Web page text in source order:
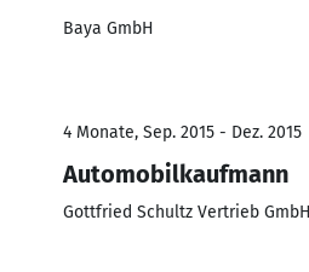
Baya GmbH
4 Monate, Sep. 2015 - Dez. 2015
Automobilkaufmann
Gottfried Schultz Vertrieb